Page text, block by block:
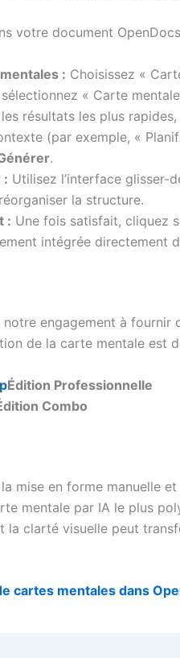
votre document
: Choisissez «
« Carte
résultats les plus
(par exemple, «
.
: Utilisez l’interface glisser-
la structure.
: Une fois satisfait, cliquez
intégrée directement
engagement à fournir
de la carte mentale est
Édition Professionnelle
Combo
mise en forme manuelle et
mentale par IA le plus
la clarté visuelle peut
cartes mentales dans